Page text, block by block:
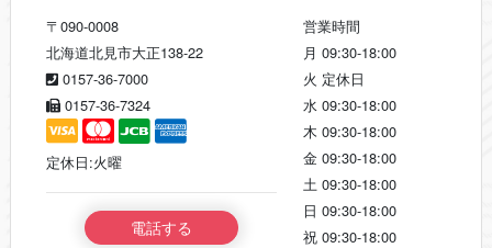
〒090-0008
北海道北見市大正138-22
0157-36-7000
0157-36-7324
定休日:火曜
電話する
営業時間
月 09:30-18:00
火 定休日
水 09:30-18:00
木 09:30-18:00
金 09:30-18:00
土 09:30-18:00
日 09:30-18:00
祝 09:30-18:00